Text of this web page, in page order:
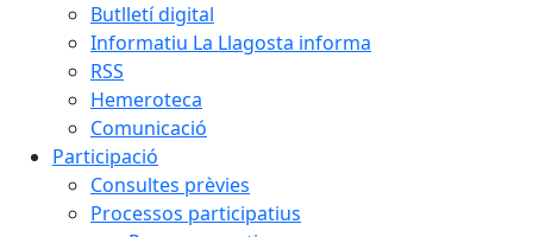
Butlletí digital
Informatiu La Llagosta informa
RSS
Hemeroteca
Comunicació
Participació
Consultes prèvies
Processos participatius